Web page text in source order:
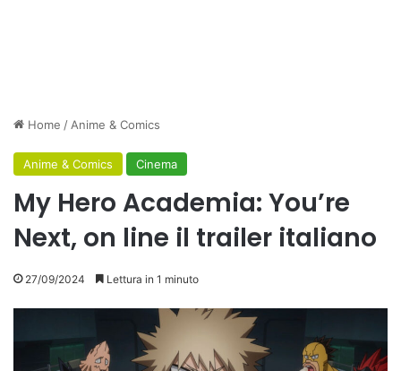
Home / Anime & Comics
Anime & Comics Cinema
My Hero Academia: You’re
Next, on line il trailer italiano
27/09/2024 Lettura in 1 minuto